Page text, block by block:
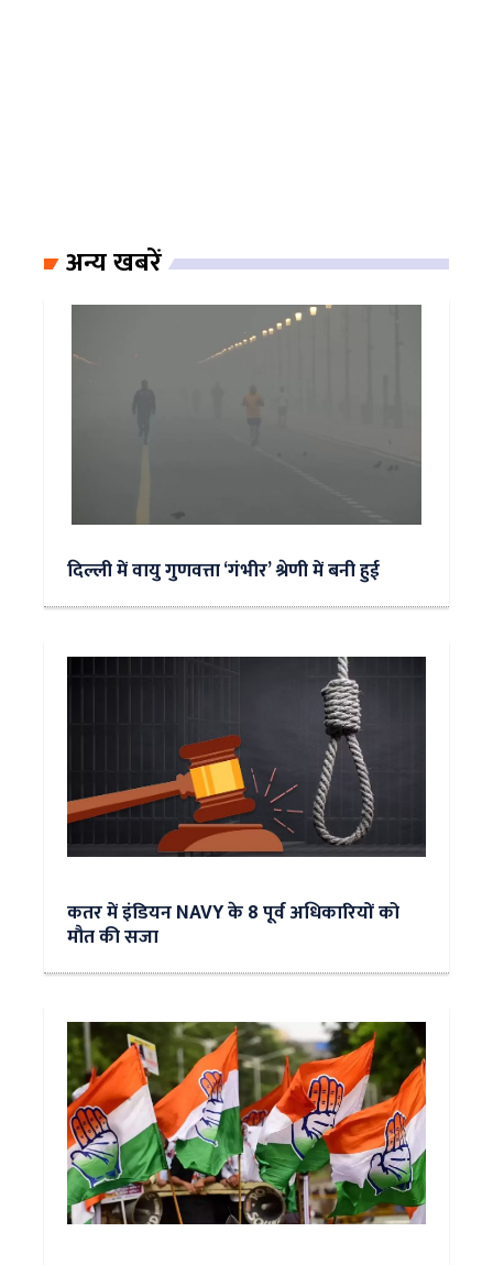
अन्य खबरें
दिल्ली में वायु गुणवत्ता ‘गंभीर’ श्रेणी में बनी हुई
कतर में इंडियन NAVY के 8 पूर्व अधिकारियों को
मौत की सजा